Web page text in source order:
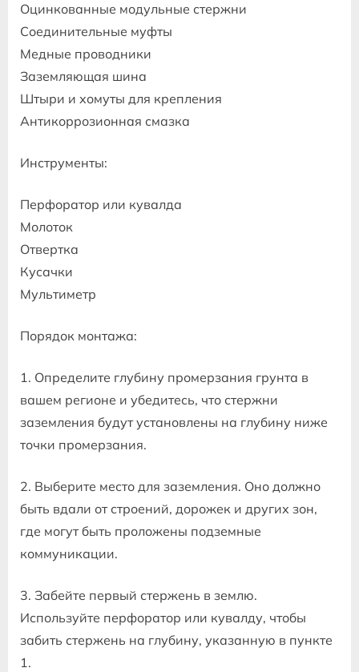
Оцинкованные модульные стержни
Соединительные муфты
Медные проводники
Заземляющая шина
Штыри и хомуты для крепления
Антикоррозионная смазка
Инструменты:
Перфоратор или кувалда
Молоток
Отвертка
Кусачки
Мультиметр
Порядок монтажа:
1. Определите глубину промерзания грунта в
вашем регионе и убедитесь, что стержни
заземления будут установлены на глубину ниже
точки промерзания.
2. Выберите место для заземления. Оно должно
быть вдали от строений, дорожек и других зон,
где могут быть проложены подземные
коммуникации.
3. Забейте первый стержень в землю.
Используйте перфоратор или кувалду, чтобы
забить стержень на глубину, указанную в пункте
1.